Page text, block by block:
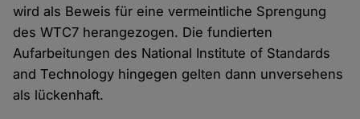
wird als Beweis für eine vermeintliche Sprengung
des WTC7 herangezogen. Die fundierten
Aufarbeitungen des National Institute of Standards
and Technology hingegen gelten dann unversehens
als lückenhaft.